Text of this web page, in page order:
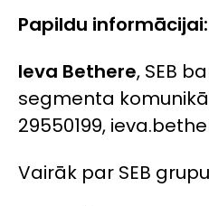
Papildu informācijai:
Ieva Bethere, SEB
segmenta
29550199,
Vairāk par SEB